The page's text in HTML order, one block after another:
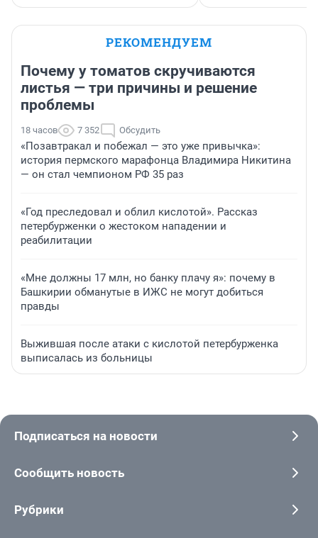
РЕКОМЕНДУЕМ
Почему у томатов скручиваются
листья — три причины и решение
проблемы
18 часов 7 352 Обсудить
«Позавтракал и побежал — это уже привычка»:
история пермского марафонца Владимира Никитина
— он стал чемпионом РФ 35 раз
«Год преследовал и облил кислотой». Рассказ
петербурженки о жестоком нападении и
реабилитации
«Мне должны 17 млн, но банку плачу я»: почему в
Башкирии обманутые в ИЖС не могут добиться
правды
Выжившая после атаки с кислотой петербурженка
выписалась из больницы
Подписаться на новости
Сообщить новость
Рубрики